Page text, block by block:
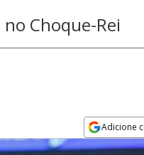
Choque-Rei
Adicione
Opens in